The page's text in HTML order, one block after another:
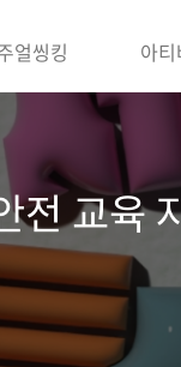
얼씽킹 아
교육